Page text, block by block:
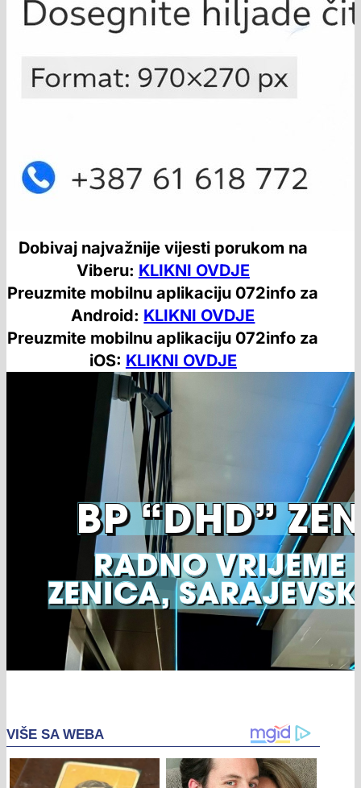
Dobivaj najvažnije vijesti porukom na
Viberu: KLIKNI OVDJE
Preuzmite mobilnu aplikaciju 072info za
Android: KLIKNI OVDJE
Preuzmite mobilnu aplikaciju 072info za
iOS: KLIKNI OVDJE